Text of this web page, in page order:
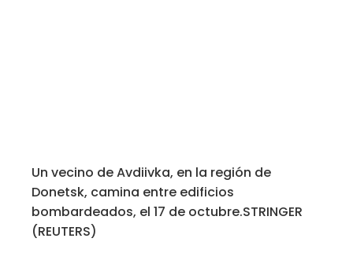
Un vecino de Avdiivka, en la región de
Donetsk, camina entre edificios
bombardeados, el 17 de octubre.STRINGER
(REUTERS)